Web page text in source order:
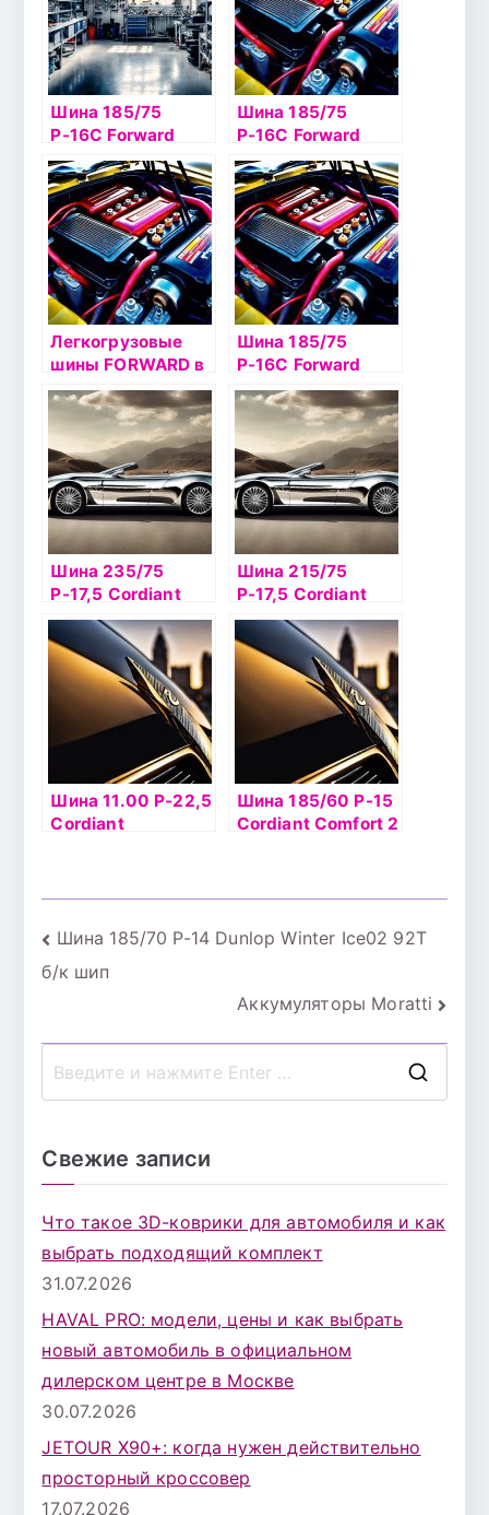
Шина 185/75
Р-16С Forward
Professional 156 б/
к к
Шина 185/75
Р-16С Forward
Professional А-12
б/к
Легкогрузовые
шины FORWARD в
Златоусте
Шина 185/75
Р-16С Forward
Professional 170 б/
к
Шина 235/75
Р-17,5 Cordiant
Professional DR-1
Шина 215/75
Р-17,5 Cordiant
Professional FR-1
Шина 11.00 Р-22,5
Cordiant
Шина 185/60 Р-15
Cordiant Сomfort 2
Навигация
по
записям
Шина 185/70 Р-14 Dunlop Winter Ice02 92T
б/к шип
Аккумуляторы Moratti
Свежие записи
Что такое 3D-коврики для автомобиля и как
выбрать подходящий комплект
31.07.2026
HAVAL PRO: модели, цены и как выбрать
новый автомобиль в официальном
дилерском центре в Москве
30.07.2026
JETOUR X90+: когда нужен действительно
просторный кроссовер
17.07.2026